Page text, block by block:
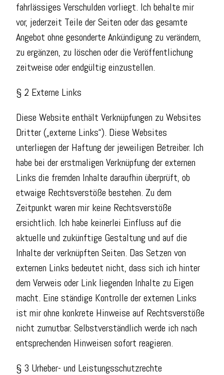
fahrlässiges Verschulden vorliegt. Ich behalte mir
vor, jederzeit Teile der Seiten oder das gesamte
Angebot ohne gesonderte Ankündigung zu verändern,
zu ergänzen, zu löschen oder die Veröffentlichung
zeitweise oder endgültig einzustellen.
§ 2 Externe Links
Diese Website enthält Verknüpfungen zu Websites
Dritter („externe Links“). Diese Websites
unterliegen der Haftung der jeweiligen Betreiber. Ich
habe bei der erstmaligen Verknüpfung der externen
Links die fremden Inhalte daraufhin überprüft, ob
etwaige Rechtsverstöße bestehen. Zu dem
Zeitpunkt waren mir keine Rechtsverstöße
ersichtlich. Ich habe keinerlei Einfluss auf die
aktuelle und zukünftige Gestaltung und auf die
Inhalte der verknüpften Seiten. Das Setzen von
externen Links bedeutet nicht, dass sich ich hinter
dem Verweis oder Link liegenden Inhalte zu Eigen
macht. Eine ständige Kontrolle der externen Links
ist mir ohne konkrete Hinweise auf Rechtsverstöße
nicht zumutbar. Selbstverständlich werde ich nach
entsprechenden Hinweisen sofort reagieren.
§ 3 Urheber- und Leistungsschutzrechte